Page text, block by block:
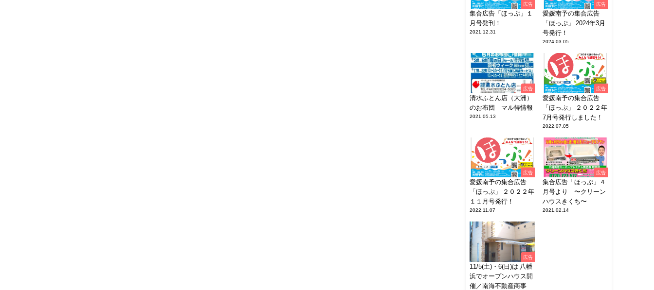
広告
集合広告「ほっぷ」１
月号発刊！
2021.12.31
広告
愛媛南予の集合広告
「ほっぷ」 2024年3月
号発行！
2024.03.05
広告
清水ふとん店（大洲）
のお布団 マル得情報
2021.05.13
広告
愛媛南予の集合広告
「ほっぷ」 ２０２２年
7月号発行しました！
2022.07.05
広告
愛媛南予の集合広告
「ほっぷ」 ２０２２年
１１月号発行！
2022.11.07
広告
集合広告「ほっぷ」４
月号より 〜クリーン
ハウスきくち〜
2021.02.14
広告
11/5(土)・6(日)は 八幡
浜でオープンハウス開
催／南海不動産商事